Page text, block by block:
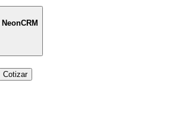
NeonCRM
Cotizar